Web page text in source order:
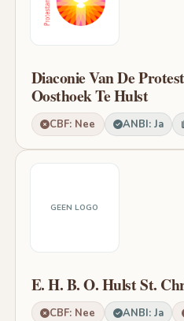
Diaconie Van De
Oosthoek Te Hulst
CBF: Nee ANBI: Ja
GEEN LOGO
E. H. B. O. Hulst St.
CBF: Nee ANBI: Ja